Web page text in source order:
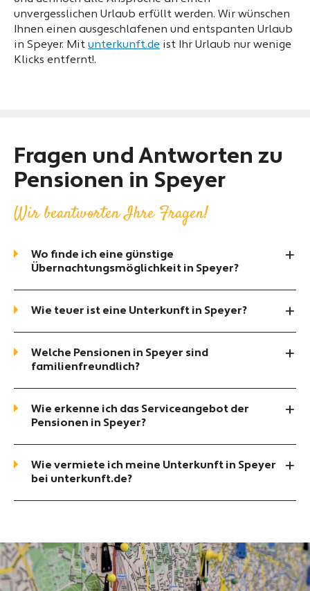
unvergesslichen Urlaub erfüllt werden. Wir wünschen
Ihnen einen ausgeschlafenen und entspanten Urlaub
in Speyer. Mit unterkunft.de ist Ihr Urlaub nur wenige
Klicks entfernt!.
Fragen und Antworten zu
Pensionen in Speyer
Wir beantworten Ihre Fragen!
Wo finde ich eine günstige
Übernachtungsmöglichkeit in Speyer?
Wie teuer ist eine Unterkunft in Speyer?
Welche Pensionen in Speyer sind
familienfreundlich?
Wie erkenne ich das Serviceangebot der
Pensionen in Speyer?
Wie vermiete ich meine Unterkunft in Speyer
bei unterkunft.de?